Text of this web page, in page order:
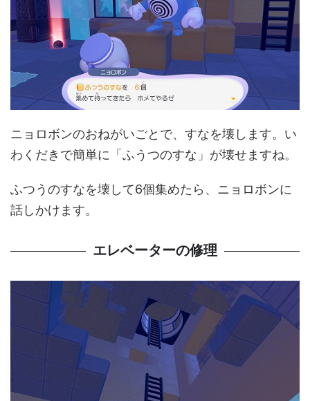
ニョロボンのおねがいごとで、すなを壊します。い
わくだきで簡単に「ふうつのすな」が壊せますね。
ふつうのすなを壊して6個集めたら、ニョロボンに
話しかけます。
エレベーターの修理